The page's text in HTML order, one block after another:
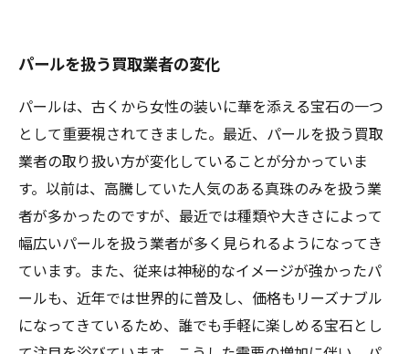
パールを扱う買取業者の変化
パールは、古くから女性の装いに華を添える宝石の一つ
として重要視されてきました。最近、パールを扱う買取
業者の取り扱い方が変化していることが分かっていま
す。以前は、高騰していた人気のある真珠のみを扱う業
者が多かったのですが、最近では種類や大きさによって
幅広いパールを扱う業者が多く見られるようになってき
ています。また、従来は神秘的なイメージが強かったパ
ールも、近年では世界的に普及し、価格もリーズナブル
になってきているため、誰でも手軽に楽しめる宝石とし